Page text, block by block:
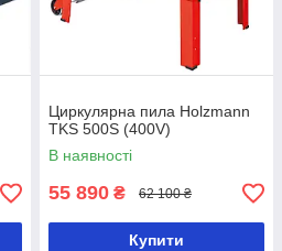
Циркулярна пила Holzmann
TKS 500S (400V)
В наявності
55 890 ₴ 62 100 ₴
Купити